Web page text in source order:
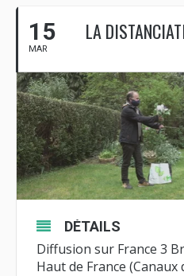
15
MAR
LA
DÉTAILS
Diffusion sur France 3
Haut de France (Canaux